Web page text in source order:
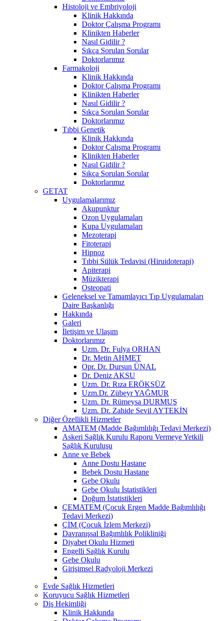
Histoloji ve Embriyoloji
Klinik Hakkında
Doktor Çalışma Programı
Klinikten Haberler
Nasıl Gidilir ?
Sıkça Sorulan Sorular
Doktorlarımız
Farmakoloji
Klinik Hakkında
Doktor Çalışma Programı
Klinikten Haberler
Nasıl Gidilir ?
Sıkça Sorulan Sorular
Doktorlarımız
Tıbbi Genetik
Klinik Hakkında
Doktor Çalışma Programı
Klinikten Haberler
Nasıl Gidilir ?
Sıkça Sorulan Sorular
Doktorlarımız
GETAT
Uygulamalarımız
Akupunktur
Ozon Uygulamaları
Kupa Uygulamaları
Mezoterapi
Fitoterapi
Hipnoz
Tıbbi Sülük Tedavisi (Hiruidoterapi)
Apiterapi
Müzikterapi
Osteopati
Geleneksel ve Tamamlayıcı Tıp Uygulamaları
Daire Başkanlığı
Hakkında
Galeri
İletişim ve Ulaşım
Doktorlarımız
Uzm. Dr. Fulya ORHAN
Dr. Metin AHMET
Opr. Dr. Dursun ÜNAL
Dr. Deniz AKSU
Uzm. Dr. Rıza ERÖKSÜZ
Uzm.Dr. Zübeyr YAĞMUR
Uzm. Dr. Rümeysa DURMUŞ
Uzm. Dr. Zahide Sevil AYTEKİN
Diğer Özellikli Hizmetler
AMATEM (Madde Bağımlılığı Tedavi Merkezi)
Askeri Sağlık Kurulu Raporu Vermeye Yetkili
Sağlık Kuruluşu
Anne ve Bebek
Anne Dostu Hastane
Bebek Dostu Hastane
Gebe Okulu
Gebe Okulu İstatistikleri
Doğum İstatistikleri
ÇEMATEM (Çocuk Ergen Madde Bağımlılığı
Tedavi Merkezi)
ÇİM (Çocuk İzlem Merkezi)
Davranışsal Bağımlılık Polikliniği
Diyabet Okulu Hizmeti
Engelli Sağlık Kurulu
Gebe Okulu
Girişimsel Radyoloji Merkezi
Evde Sağlık Hizmetleri
Koruyucu Sağlık Hizmetleri
Diş Hekimliği
Klinik Hakkında